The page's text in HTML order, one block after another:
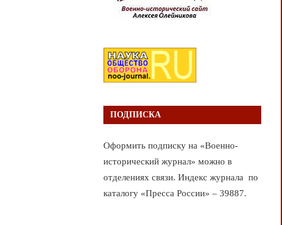
ПОДПИСКА
Оформить подписку на «Военно-
исторический журнал» можно в
отделениях связи. Индекс журнала по
каталогу «Пресса России» – 39887.